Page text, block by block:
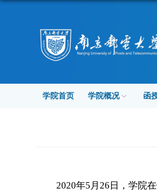
学院首页 学院概况 函
2020年5 月 26 日 ，学院